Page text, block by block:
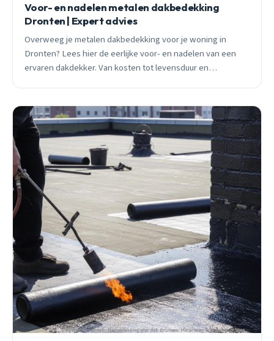
Voor- en nadelen metalen dakbedekking
Dronten | Expert advies
Overweeg je metalen dakbedekking voor je woning in
Dronten? Lees hier de eerlijke voor- en nadelen van een
ervaren dakdekker. Van kosten tot levensduur en